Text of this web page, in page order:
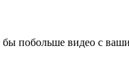
побольше видео с